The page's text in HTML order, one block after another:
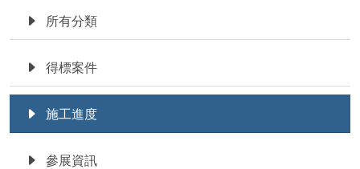
所有分類
得標案件
施工進度
參展資訊